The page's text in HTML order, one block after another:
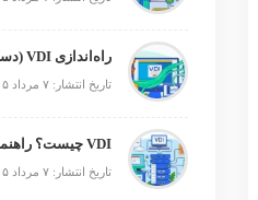
تاریخ انتشار: ۷ مرداد ۱۴۰۵
تاریخ انتشار: ۷ مرداد ۱۴۰۵